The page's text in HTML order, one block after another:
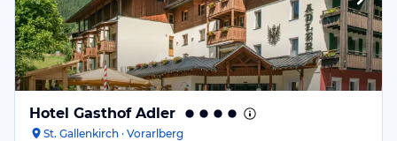
Hotel Gasthof Adler
St. Gallenkirch · Vorarlberg